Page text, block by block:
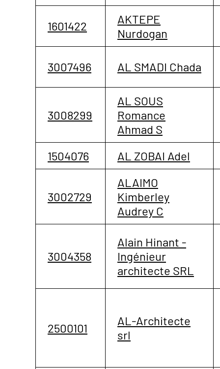
1601422
AKTEPE
Nurdogan
3007496 AL SMADI Chada
3008299
AL SOUS
Romance
Ahmad S
1504076
AL ZOBAI Adel
3002729
ALAIMO
Kimberley
Audrey C
3004358
Alain Hinant -
Ingénieur
architecte SRL
2500101
AL-Architecte
srl